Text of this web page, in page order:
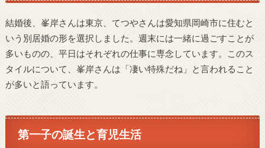
結婚後、峯岸さんは東京、てつやさんは愛知県岡崎市に住むと
いう別居婚の形を選択しました。週末には一緒に過ごすことが
多いものの、平日はそれぞれの仕事に専念しています。このス
タイルについて、峯岸さんは「凄い特殊だね」と言われること
が多いと語っています。
第一子の誕生と育児生活